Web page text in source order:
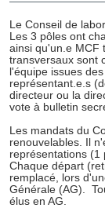
Le Conseil de
Les 3 pôles ont
ainsi qu'un.e MCF
transversaux sont
l'équipe issues
représentant.e.s
directeur ou la
vote à bulletin
Les mandats du
renouvelables. Il
représentations (1
Chaque départ
remplacé, lors
Générale (AG).
élus en AG.